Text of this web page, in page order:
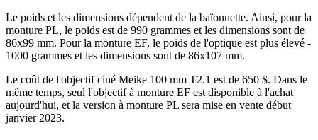
Le poids et les dimensions dépendent de la baïonnette. Ainsi, pour la
monture PL, le poids est de 990 grammes et les dimensions sont de
86x99 mm. Pour la monture EF, le poids de l'optique est plus élevé -
1000 grammes et les dimensions sont de 86x107 mm.
Le coût de l'objectif ciné Meike 100 mm T2.1 est de 650 $. Dans le
même temps, seul l'objectif à monture EF est disponible à l'achat
aujourd'hui, et la version à monture PL sera mise en vente début
janvier 2023.